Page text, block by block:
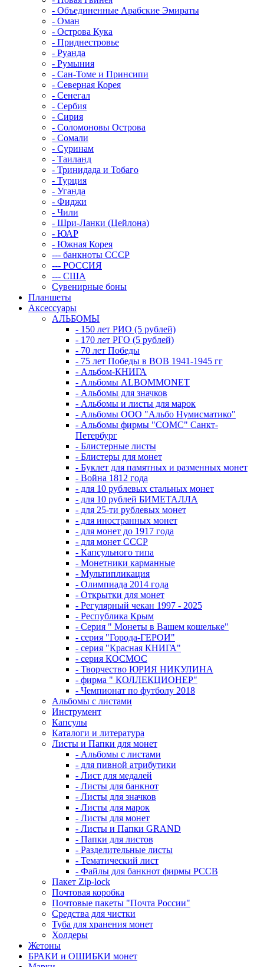
- Объединенные Арабские Эмираты
- Оман
- Острова Кука
- Приднестровье
- Руанда
- Румыния
- Сан-Томе и Принсипи
- Северная Корея
- Сенегал
- Сербия
- Сирия
- Соломоновы Острова
- Сомали
- Суринам
- Таиланд
- Тринидада и Тобаго
- Турция
- Уганда
- Фиджи
- Чили
- Шри-Ланки (Цейлона)
- ЮАР
- Южная Корея
--- банкноты СССР
--- РОССИЯ
--- США
Сувенирные боны
Планшеты
Аксессуары
АЛЬБОМЫ
- 150 лет РИО (5 рублей)
- 170 лет РГО (5 рублей)
- 70 лет Победы
- 75 лет Победы в ВОВ 1941-1945 гг
- Альбом-КНИГА
- Альбомы ALBOMMONET
- Альбомы для значков
- Альбомы и листы для марок
- Альбомы ООО "Альбо Нумисматико"
- Альбомы фирмы "СОМС" Санкт-
Петербург
- Блистерные листы
- Блистеры для монет
- Буклет для памятных и разменных монет
- Война 1812 года
- для 10 рублевых стальных монет
- для 10 рублей БИМЕТАЛЛА
- для 25-ти рублевых монет
- для иностранных монет
- для монет до 1917 года
- для монет СССР
- Капсульного типа
- Монетники карманные
- Мультипликация
- Олимпиада 2014 года
- Открытки для монет
- Регулярный чекан 1997 - 2025
- Республика Крым
- Серия " Монеты в Вашем кошельке"
- серия "Города-ГЕРОИ"
- серия "Красная КНИГА"
- серия КОСМОС
- Творчество ЮРИЯ НИКУЛИНА
- фирма " КОЛЛЕКЦИОНЕР"
- Чемпионат по футболу 2018
Альбомы с листами
Инструмент
Капсулы
Каталоги и литература
Листы и Папки для монет
- Альбомы с листами
- для пивной атрибутики
- Лист для медалей
- Листы для банкнот
- Листы для значков
- Листы для марок
- Листы для монет
- Листы и Папки GRAND
- Папки для листов
- Разделительные листы
- Тематический лист
- Файлы для банкнот фирмы PCCB
Пакет Zip-lock
Почтовая коробка
Почтовые пакеты "Почта России"
Средства для чистки
Туба для хранения монет
Холдеры
Жетоны
БРАКИ и ОШИБКИ монет